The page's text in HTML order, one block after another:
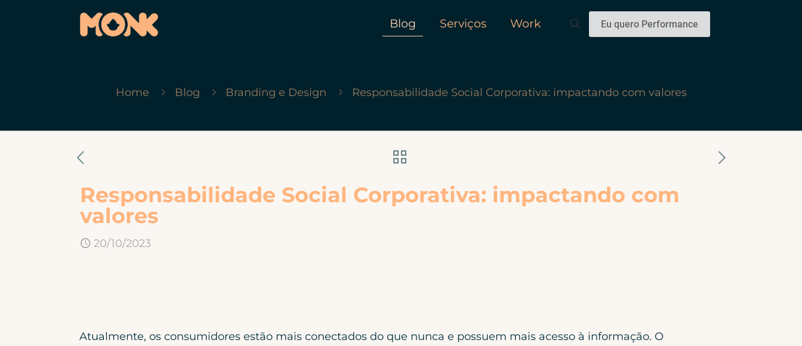
Blog Serviços Work Eu quero Performance
Home Blog Branding e Design Responsabilidade Social Corporativa: impactando com valores
Responsabilidade Social Corporativa: impactando com
valores
20/10/2023
Atualmente, os consumidores estão mais conectados do que nunca e possuem mais acesso à informação. O